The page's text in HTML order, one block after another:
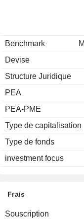
Benchmark
Devise
Structure Juridique
PEA
PEA-PME
Type de capitalisation
Type de fonds
investment focus
Frais
Souscription